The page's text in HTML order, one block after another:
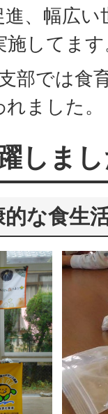
、幅広
施してま
部では食
ました。
しま
な食生